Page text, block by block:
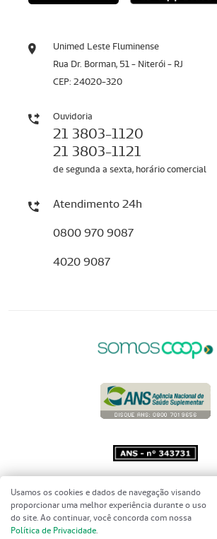
Unimed Leste Fluminense
Rua Dr. Borman, 51 - Niterói - RJ
CEP: 24020-320
Ouvidoria
21 3803-1120
21 3803-1121
de segunda a sexta, horário comercial
Atendimento 24h
0800 970 9087
4020 9087
Copyright 2001 - 2026 Unimed do
Brasil - Todos os direitos reservados
Usamos os cookies e dados de navegação visando
proporcionar uma melhor experiência durante o uso
do site. Ao continuar, você concorda com nossa
Política de Privacidade.